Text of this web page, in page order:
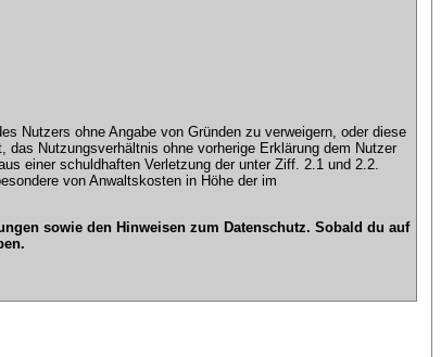
Nutzers ohne Angabe von Gründen zu verweigern, oder diese
Nutzungsverhältnis ohne vorherige Erklärung dem Nutzer
einer schuldhaften Verletzung der unter Ziff. 2.1 und 2.2.
von Anwaltskosten in Höhe der im
sowie den Hinweisen zum Datenschutz. Sobald du auf